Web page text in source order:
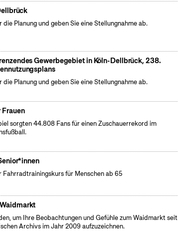
Planung und geben Sie eine Stellungnahme ab.
Gewerbegebiet in Köln-Dellbrück, 238.
Planung und geben Sie eine Stellungnahme ab.
sorgten 44.808 Fans für einen Zuschauerrekord im
Fahrradtrainingskurs für Menschen ab 65
um Ihre Beobachtungen und Gefühle zum Waidmarkt seit
Archivs im Jahr 2009 aufzuzeichnen.